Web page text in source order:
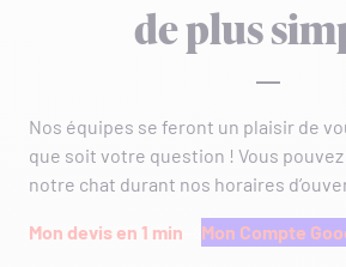
de plus
Nos équipes se feront un plaisir de
que soit votre question ! Vous
notre chat durant nos horaires
Mon devis en 1 min Mon Compte